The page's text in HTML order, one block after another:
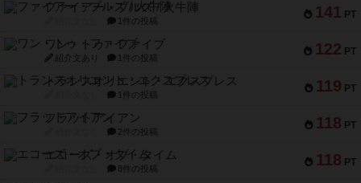
141 PT
ファイアー・ブルズ / 火牛陣
1件の投稿
122 PT
ワン・トゥ・ファイブ
紹介文あり 1件の投稿
119 PT
トランスオリエント・エクスプレス
1件の投稿
118 PT
フラットアイアン
2件の投稿
118 PT
エコーズ・オブ・タイム
8件の投稿